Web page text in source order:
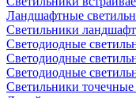
Ландшафтные
Светильники
Светодиодные
Светодиодные
Светодиодные
Светильники точечные